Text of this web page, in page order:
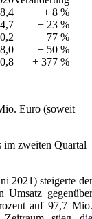
+ 8 %
+ 23 %
+ 77 %
8,0
+ 50 %
0,8 + 377 %
Euro (soweit
im zweiten Quartal
2021) steigerte der
Umsatz gegenüber
auf 97,7 Mio.